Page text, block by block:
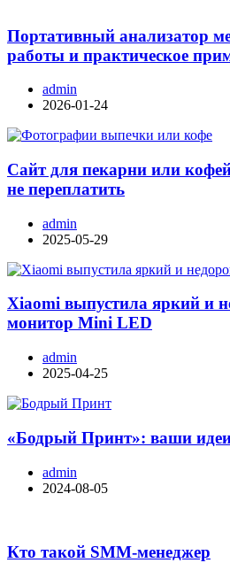
Портативный анализатор
работы и практическое
admin
2026-01-24
Сайт для пекарни или
не переплатить
admin
2025-05-29
Xiaomi выпустила яркий и
монитор Mini LED
admin
2025-04-25
«Бодрый Принт»: ваши
admin
2024-08-05
Кто такой SMM-менеджер